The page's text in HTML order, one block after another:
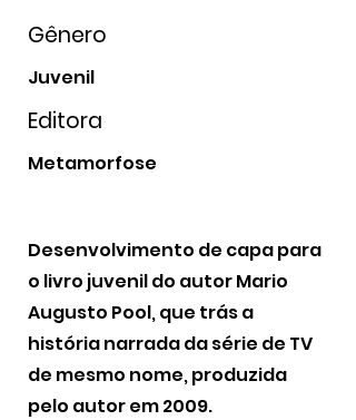
Gênero
Juvenil
Editora
Metamorfose
Desenvolvimento de capa para
o livro juvenil do autor Mario
Augusto Pool, que trás a
história narrada da série de TV
de mesmo nome, produzida
pelo autor em 2009.